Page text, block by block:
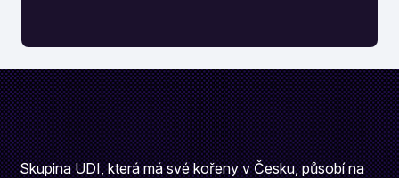
Skupina UDI, která má své kořeny v Česku, působí na